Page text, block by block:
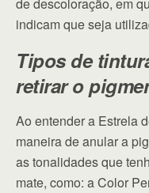
de descoloração, em
indicam que seja
Tipos de
retirar o
Ao entender a Estrela
maneira de anular a
as tonalidades que
mate, como: a Color